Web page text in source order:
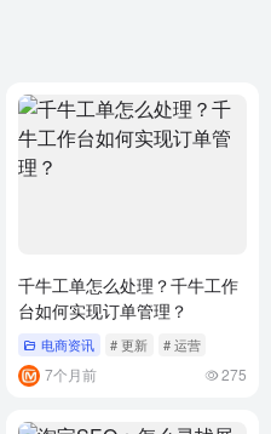
千牛工单怎么处理？千牛工作
台如何实现订单管理？
电商资讯 # 更新 # 运营
7个月前 275